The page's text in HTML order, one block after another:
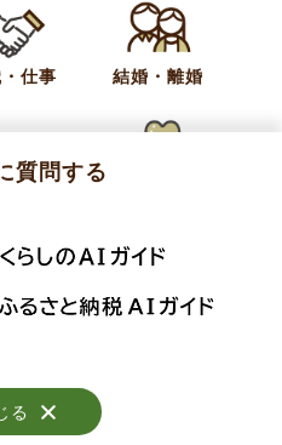
索
る
仕事 結婚・離婚
る
質問する
る
All rights reserved.